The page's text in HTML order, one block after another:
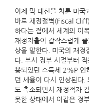
이제 막 대선을 치룬 미국
바로 재정절벽(Fiscal
하다는 점에서 세계의 이
재정지출이 갑작스럽게
상을 말한다. 미국의 재정
다. 부시 정부 시절부터
용되었던 소득세 2%P 인
던 세율이 다시 인상된다.
도 축소되면서 재정적자
못한 상태에서 이같은 정